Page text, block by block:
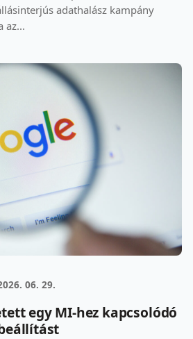
adathalász kampány
az...
06. 29.
egy MI-hez kapcsolódó